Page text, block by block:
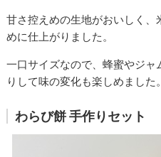
甘さ控えめの生地がおいしく
めに仕上がりました。
一口サイズなので、蜂蜜やジ
りして味の変化も楽しめました。
わらび餅 手作りセット